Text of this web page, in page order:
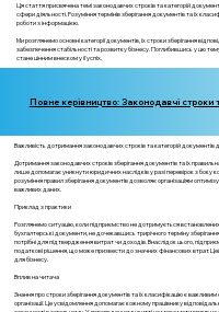
Ця стаття присвячена темі законодавчих строків та категорій
сфери діяльності. Розуміння термінів зберігання документів та їх
роботи з інформацією.
Ми розглянемо основні категорії документів, їх строки зберігання
забезпечення стабільності та розвитку бізнесу. Поглибившись у цю
стане цінним внеском у її успіх.
Повне керівництво: Законодавчі строки
Важливість дотримання законодавчих строків та категорій документів
Дотримання законодавчих строків зберігання документів та їх
лише допомагає уникнути юридичних наслідків у разі перевірок з боку
розуміння правил зберігання документів дозволяє організаціям
важливих даних.
Приклад з практики
Розглянемо ситуацію, коли підприємство не дотримується
бухгалтерські документи, не дочекавшись трирічного терміну
потрібні для підтвердження витрат чи доходів. Внаслідок цього,
податкові рішення, що може призвести до значних фінансових втрат.
для бізнесу.
Вплив на читача
Знання про строки зберігання документів та їх класифікацію є важливим
організації. Це усвідомлення допомагає кожному працівнику